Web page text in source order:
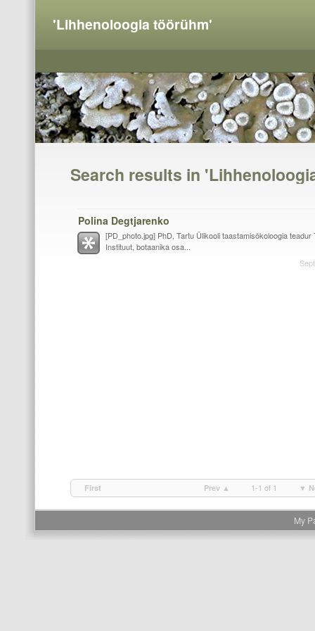
'Lihhenoloogia töörühm'
Search results in
Polina Degtjarenko
[PD_photo.jpg] PhD, Tartu Ülikooli taastamisökoloogia
Instituut, botaanika osa...
First Prev ▲ 1-1 of 1 ▼
My